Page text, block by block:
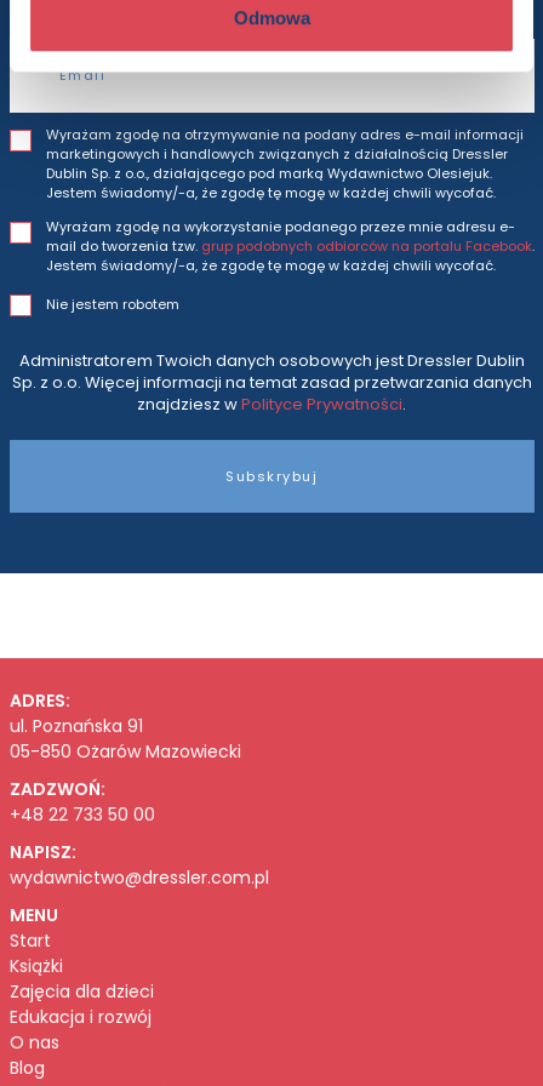
Odmowa
Adres e-mail
Wyrażam zgodę na otrzymywanie na podany adres e-mail informacji
marketingowych i handlowych związanych z działalnością Dressler
Dublin Sp. z o.o., działającego pod marką Wydawnictwo Olesiejuk.
Jestem świadomy/-a, że zgodę tę mogę w każdej chwili wycofać.
Wyrażam zgodę na wykorzystanie podanego przeze mnie adresu e-
mail do tworzenia tzw. grup podobnych odbiorców na portalu Facebook.
Jestem świadomy/-a, że zgodę tę mogę w każdej chwili wycofać.
Nie jestem robotem
Administratorem Twoich danych osobowych jest Dressler Dublin
Sp. z o.o. Więcej informacji na temat zasad przetwarzania danych
znajdziesz wPolityce Prywatności.
Subskrybuj
ADRES:
ul. Poznańska 91
05-850 Ożarów Mazowiecki
ZADZWOŃ:
+48 22 733 50 00
NAPISZ:
wydawnictwo@dressler.com.pl
MENU
Start
Książki
Zajęcia dla dzieci
Edukacja i rozwój
O nas
Blog